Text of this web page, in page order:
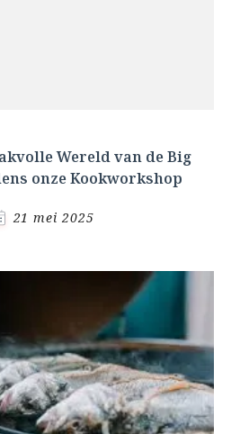
Wereld van de Big
onze Kookworkshop
21 mei 2025